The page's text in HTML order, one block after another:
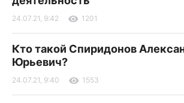
24.07.21, 9:42 1201
Кто такой Спиридонов
Юрьевич?
24.07.21, 9:40 1553